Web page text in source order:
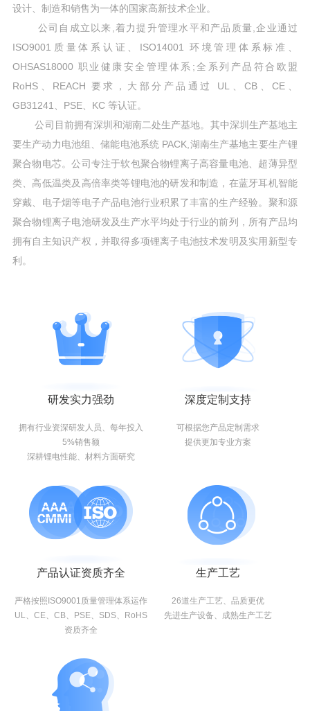
设计、制造和销售为一体的国家高新技术企业。
公司自成立以来,着力提升管理水平和产品质量,企业通过
ISO9001质量体系认证、ISO14001 环境管理体系标准、
OHSAS18000 职业健康安全管理体系;全系列产品符合欧盟
RoHS、REACH 要求，大部分产品通过 UL、CB、CE、
GB31241、PSE、KC 等认证。
公司目前拥有深圳和湖南二处生产基地。其中深圳生产基地主
要生产动力电池组、储能电池系统 PACK,湖南生产基地主要生产锂
聚合物电芯。公司专注于软包聚合物锂离子高容量电池、超薄异型
类、高低温类及高倍率类等锂电池的研发和制造，在蓝牙耳机智能
穿戴、电子烟等电子产品电池行业积累了丰富的生产经验。聚和源
聚合物锂离子电池研发及生产水平均处于行业的前列，所有产品均
拥有自主知识产权，并取得多项锂离子电池技术发明及实用新型专
利。
研发实力强劲
拥有行业资深研发人员、每年投入
5%销售额
深耕锂电性能、材料方面研究
深度定制支持
可根据您产品定制需求
提供更加专业方案
产品认证资质齐全
严格按照ISO9001质量管理体系运作
UL、CE、CB、PSE、SDS、RoHS
资质齐全
生产工艺
26道生产工艺、品质更优
先进生产设备、成熟生产工艺